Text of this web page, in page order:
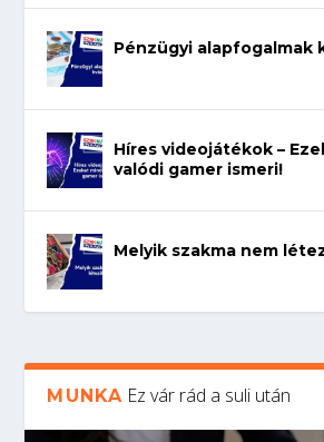
Pénzügyi alapfogalmak
Híres videojátékok –
valódi gamer ismeri!
Melyik szakma nem
MUNKA Ez vár rád a suli után